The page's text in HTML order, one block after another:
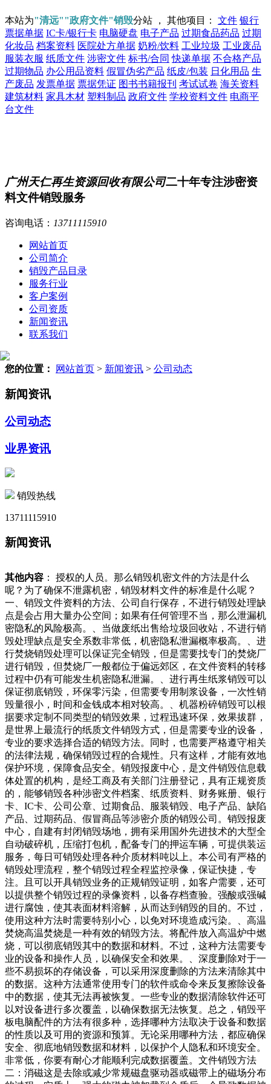
本站为"清远""政府文件"销毁分站 ， 其他项目： 文件 银行
票据单据 IC卡/银行卡 电脑硬盘 电子产品 过期食品药品 过期
化妆品 档案资料 医院处方单据 奶粉/饮料 工业垃圾 工业废品
服装衣服 纸质文件 涉密文件 标书/合同 快递单据 不合格产品
过期物品 办公用品资料 假冒伪劣产品 纸皮/包装 日化用品 生
产废品 发票单据 票据凭证 图书书籍报刊 考试试卷 海关资料
建筑材料 家具木材 塑料制品 政府文件 学校资料文件 电商平
台文件
广州天仁再生资源回收有限公司二十年专注涉密资
料文件销毁服务
咨询电话： 13711115910
网站首页
公司简介
销毁产品目录
服务行业
客户案例
公司资质
新闻资讯
联系我们
您的位置： 网站首页 > 新闻资讯 > 公司动态
新闻资讯
公司动态
业界资讯
销毁热线
13711115910
新闻资讯
其他内容 ： 授权的人员。那么销毁机密文件的方法是什么
呢？为了确保不泄露机密，销毁材料文件的标准是什么呢？
一、销毁文件资料的方法、公司自行保存，不进行销毁处理缺
点是会占用大量办公空间；如果有任何管理不当，那么泄漏机
密隐私的风险极高。、当做废纸出售给垃圾回收站，不进行销
毁处理缺点是安全系数非常低，机密隐私泄漏概率极高。、进
行焚烧销毁处理可以保证完全销毁，但是需要找专门的焚烧厂
进行销毁，但焚烧厂一般都位于偏远郊区，在文件资料的转移
过程中仍有可能发生机密隐私泄漏。、进行再生纸浆销毁可以
保证彻底销毁，环保零污染，但需要专用制浆设备，一次性销
毁量很小，时间和金钱成本相对较高。、机器粉碎销毁可以根
据要求定制不同类型的销毁效果，过程迅速环保，效果拔群，
是世界上最流行的纸质文件销毁方式，但是需要专业的设备，
专业的要求选择合适的销毁方法。同时，也需要严格遵守相关
的法律法规，确保销毁过程的合规性。只有这样，才能有效地
保护环境，保障食品安全。销毁报废中心，是文件销毁信息载
体处置的机构，是经工商及有关部门注册登记，具有正规资质
的，能够销毁各种涉密文件档案、纸质资料、财务账册、银行
卡、IC卡、公司公章、过期食品、服装销毁、电子产品、缺陷
产品、过期药品、假冒商品等涉密介质的销毁公司。销毁报废
中心，自建有封闭销毁场地，拥有采用国外先进技术的大型全
自动破碎机，压缩打包机，配备专门的押运车辆，可提供装运
服务，每日可销毁处理各种介质材料吨以上。本公司有严格的
销毁处理流程，整个销毁过程全程监控录像，保证快捷，专
注。且可以开具销毁业务的正规销毁证明，如客户需要，还可
以提供整个销毁过程的录像资料，以备存档查验。强酸或强碱
进行腐蚀，使其表面材料溶解，从而达到销毁的目的。不过，
使用这种方法时需要特别小心，以免对环境造成污染。、高温
焚烧高温焚烧是一种有效的销毁方法。将配件放入高温炉中燃
烧，可以彻底销毁其中的数据和材料。不过，这种方法需要专
业的设备和操作人员，以确保安全和效果。、深度删除对于一
些不易损坏的存储设备，可以采用深度删除的方法来清除其中
的数据。这种方法通常使用专门的软件或命令来反复擦除设备
中的数据，使其无法再被恢复。一些专业的数据清除软件还可
以对设备进行多次覆盖，以确保数据无法恢复。总之，销毁平
板电脑配件的方法有很多种，选择哪种方法取决于设备和数据
的性质以及可用的资源和预算。无论采用哪种方法，都应确保
安全、彻底地销毁数据和材料，以保护个人隐私和环境安全。
非常低，你要有耐心才能顺利完成数据覆盖。文件销毁方法
二：消磁这是去除或减少常规磁盘驱动器或磁带上的磁场分布